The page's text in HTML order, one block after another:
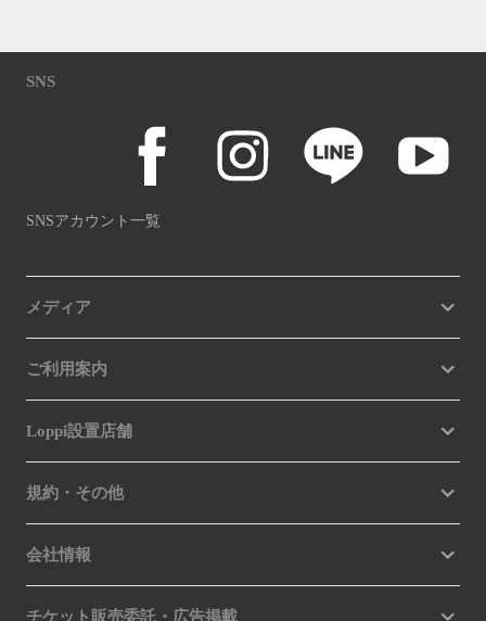
SNS
SNSアカウント一覧
メディア
ご利用案内
Loppi設置店舗
規約・その他
会社情報
チケット販売委託・広告掲載